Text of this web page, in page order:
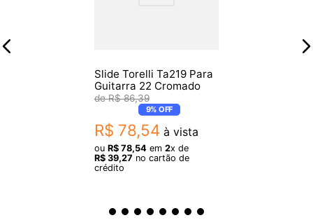
Slide Torelli Ta219 Para
Guitarra 22 Cromado
R$ 86,39
9% OFF
R$ 78,54 à vista
ou R$ 78,54 em 2x de
R$ 39,27 no cartão de
crédito